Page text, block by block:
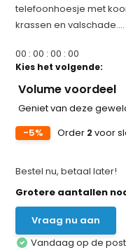
telefoonhoesje met
krassen en
00 :00 :00 :00
Kies het volgende:
Volume voordeel
Geniet van deze
-5%
Order 2 voor
Bestel nu, betaal later!
Grotere aantallen
Vraag nu aan
Vandaag op de